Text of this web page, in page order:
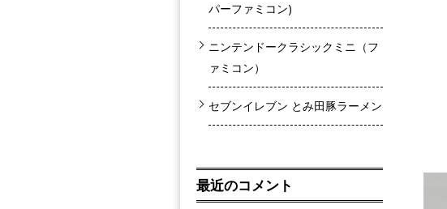
パーファミコン)
ニンテンドークラシックミニ（フ
ァミコン）
セブンイレブン とみ田豚ラーメン
最近のコメント